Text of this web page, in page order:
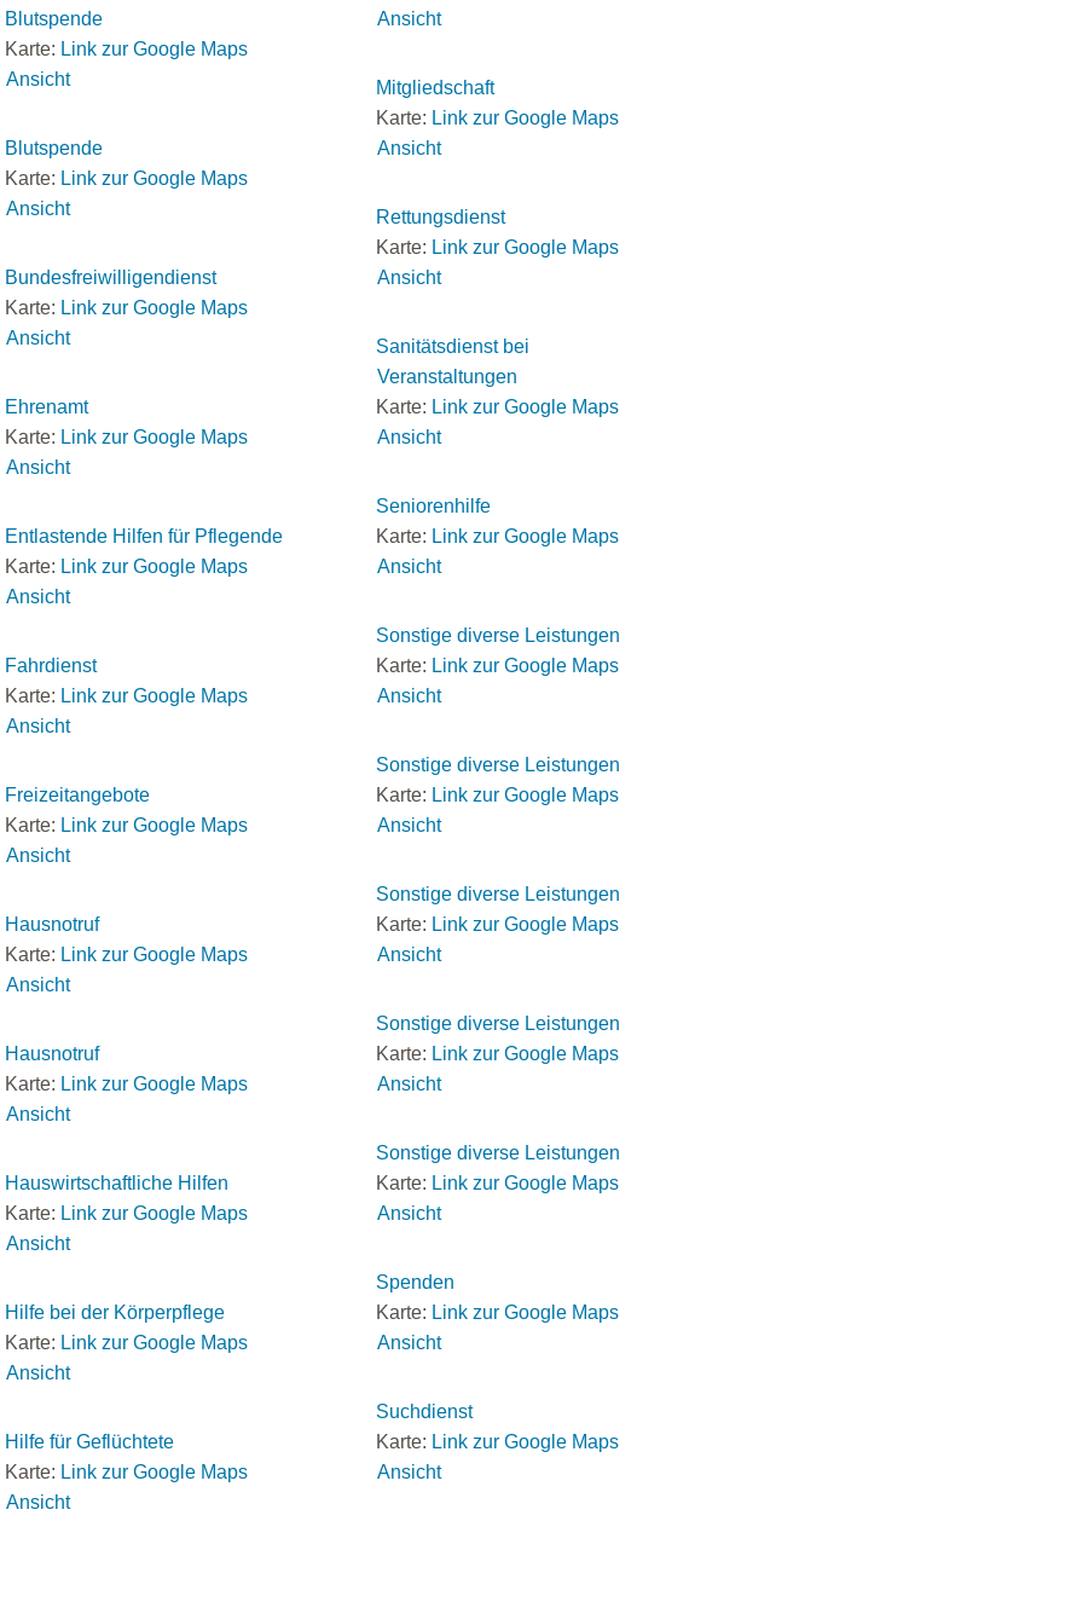
Blutspende
Karte: Link zur Google Maps
Ansicht
Blutspende
Karte: Link zur Google Maps
Ansicht
Bundesfreiwilligendienst
Karte: Link zur Google Maps
Ansicht
Ehrenamt
Karte: Link zur Google Maps
Ansicht
Entlastende Hilfen für Pflegende
Karte: Link zur Google Maps
Ansicht
Fahrdienst
Karte: Link zur Google Maps
Ansicht
Freizeitangebote
Karte: Link zur Google Maps
Ansicht
Hausnotruf
Karte: Link zur Google Maps
Ansicht
Hausnotruf
Karte: Link zur Google Maps
Ansicht
Hauswirtschaftliche Hilfen
Karte: Link zur Google Maps
Ansicht
Hilfe bei der Körperpflege
Karte: Link zur Google Maps
Ansicht
Hilfe für Geflüchtete
Karte: Link zur Google Maps
Ansicht
Ansicht
Mitgliedschaft
Karte: Link zur Google Maps
Ansicht
Rettungsdienst
Karte: Link zur Google Maps
Ansicht
Sanitätsdienst bei
Veranstaltungen
Karte: Link zur Google Maps
Ansicht
Seniorenhilfe
Karte: Link zur Google Maps
Ansicht
Sonstige diverse Leistungen
Karte: Link zur Google Maps
Ansicht
Sonstige diverse Leistungen
Karte: Link zur Google Maps
Ansicht
Sonstige diverse Leistungen
Karte: Link zur Google Maps
Ansicht
Sonstige diverse Leistungen
Karte: Link zur Google Maps
Ansicht
Sonstige diverse Leistungen
Karte: Link zur Google Maps
Ansicht
Spenden
Karte: Link zur Google Maps
Ansicht
Suchdienst
Karte: Link zur Google Maps
Ansicht